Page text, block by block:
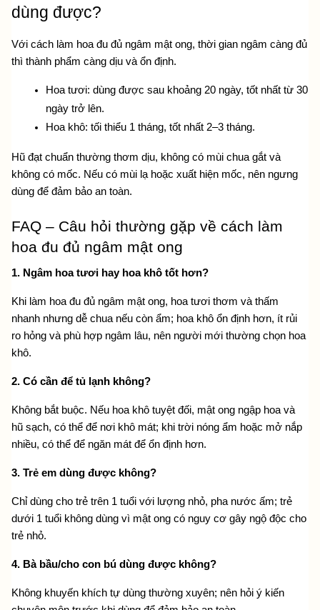
dùng được?
Với cách làm hoa đu đủ ngâm mật ong, thời gian ngâm càng đủ
thì thành phẩm càng dịu và ổn định.
Hoa tươi: dùng được sau khoảng 20 ngày, tốt nhất từ 30
ngày trở lên.
Hoa khô: tối thiểu 1 tháng, tốt nhất 2–3 tháng.
Hũ đạt chuẩn thường thơm dịu, không có mùi chua gắt và
không có mốc. Nếu có mùi lạ hoặc xuất hiện mốc, nên ngưng
dùng để đảm bảo an toàn.
FAQ – Câu hỏi thường gặp về cách làm
hoa đu đủ ngâm mật ong
1. Ngâm hoa tươi hay hoa khô tốt hơn?
Khi làm hoa đu đủ ngâm mật ong, hoa tươi thơm và thấm
nhanh nhưng dễ chua nếu còn ẩm; hoa khô ổn định hơn, ít rủi
ro hỏng và phù hợp ngâm lâu, nên người mới thường chọn hoa
khô.
2. Có cần để tủ lạnh không?
Không bắt buộc. Nếu hoa khô tuyệt đối, mật ong ngập hoa và
hũ sạch, có thể để nơi khô mát; khi trời nóng ẩm hoặc mở nắp
nhiều, có thể để ngăn mát để ổn định hơn.
3. Trẻ em dùng được không?
Chỉ dùng cho trẻ trên 1 tuổi với lượng nhỏ, pha nước ấm; trẻ
dưới 1 tuổi không dùng vì mật ong có nguy cơ gây ngộ độc cho
trẻ nhỏ.
4. Bà bầu/cho con bú dùng được không?
Không khuyến khích tự dùng thường xuyên; nên hỏi ý kiến